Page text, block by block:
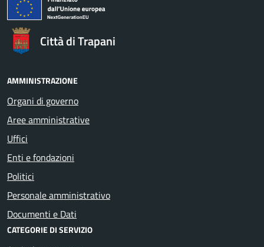
Città di Trapani
AMMINISTRAZIONE
Organi di governo
Aree amministrative
Uffici
Enti e fondazioni
Politici
Personale amministrativo
Documenti e Dati
CATEGORIE DI SERVIZIO